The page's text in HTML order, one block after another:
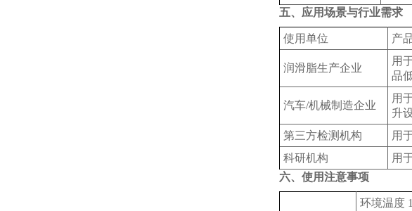
五、应用场景与行业需求
使用单位 产
润滑脂生产企业
用
品
汽车/机械制造企业
用
升
‌第三方检测机构
用
科研机构
用
六、使用注意事项
环境温度